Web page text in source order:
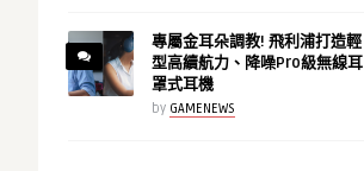
專屬金耳朵調教! 飛利浦打造輕
型高續航力、降噪Pro級無線耳
罩式耳機
by GAMENEWS